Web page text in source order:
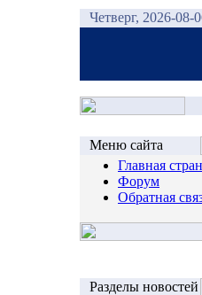
Четверг, 2026-08-
Меню сайта
Главная
Форум
Обратная
Разделы новостей